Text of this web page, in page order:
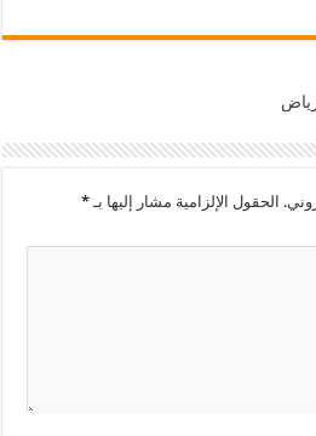
الحقول الإلزامية مشار إليها بـ*